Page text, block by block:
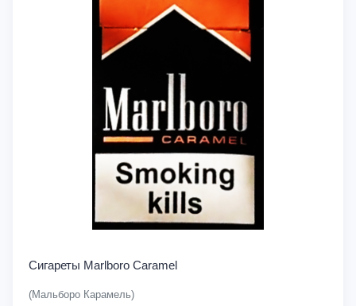
Сигареты Marlboro Caramel
(Мальборо Карамель)